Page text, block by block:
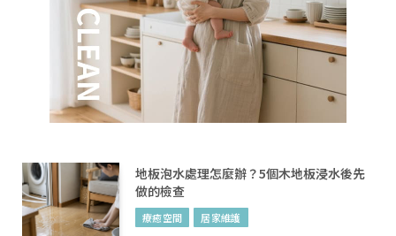
地板泡水處理怎麼辦？5個木地板浸水後先
做的檢查
療癒空間 居家維護